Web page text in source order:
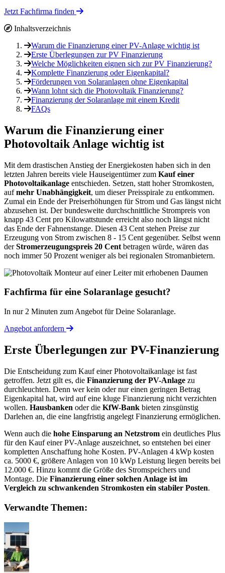
Jetzt Fachfirma finden
Inhaltsverzeichnis
Warum die Finanzierung einer PV-Anlage wichtig ist
Erste Überlegungen zur PV Finanzierung
Welche Möglichkeiten eignen sich zur PV Finanzierung?
Komplette Finanzierung oder Eigenkapital?
Förderungen von Solaranlagen ohne Eigenkapital
Wann lohnt sich die Photovoltaik Finanzierung?
Finanzierung der Solaranlage mit einem Kredit
FAQs
Warum die Finanzierung einer
Photovoltaik Anlage wichtig ist
Mit dem drastischen Anstieg der Energiekosten haben sich in den
letzten Jahren bereits viele Hauseigentümer zum Kauf einer
Photovoltaikanlage entschieden. Setzen, statt hoher Stromkosten,
aufmehr Unabhängigkeit, um dieser Preisspirale zu entkommen.
Zumal ein Ende der Preiserhöhungen für Strom und Gas längst nicht
abzusehen ist. Der bundesweite durchschnittliche Strompreis von
knapp 43 Cent pro Kilowattstunde erreicht also noch längst nicht
das Ende der Fahnenstange. Diesen 43 Cent stehen Preise zur
Erzeugung von Strom zwischen 8 - 15 Cent gegenüber. Selbst wenn
derStromerzeugungspreis 20 Cent betragen würde, wären das
noch immer 50 Prozent weniger als bei regionalen Stromanbietern.
Fachfirma für eine Solaranlage gesucht?
In nur 2 Minuten zum Angebot für Deine Solaranlage.
Angebot anfordern
Erste Überlegungen zur PV-Finanzierung
Die Entscheidung zum Kauf einer Photovoltaikanlage ist fast
getroffen. Jetzt gilt es, die Finanzierung der PV-Anlage zu
durchleuchten. Denn wer kein oder nur einen geringen Betrag
Eigenkapital hat, wird auf eine kluge Finanzierung nicht verzichten
wollen. Hausbanken oder die KfW-Bank bieten zinsgünstig
Darlehen an, die eine langfristig angelegt Finanzierung ermöglichen.
Wenn auch die hohe Einsparung an Netzstrom ein deutliches Plus
für den Kauf einer PV-Anlage auszeichnet, so entstehen bei einer
kompletten Anschaffung hohe Kosten. PV-Anlagen 4 kWp kosten
ca. 5000 €, größere Anlagen von 10 kWp Leistung liegen bereits bei
12.000 €. Hinzu kommt die Größe des Stromspeichers und
Montage. Die Finanzierung einer solchen Anlage ist im
Vergleich zu schwankenden Stromkosten ein stabiler Posten.
Verwandte Themen: